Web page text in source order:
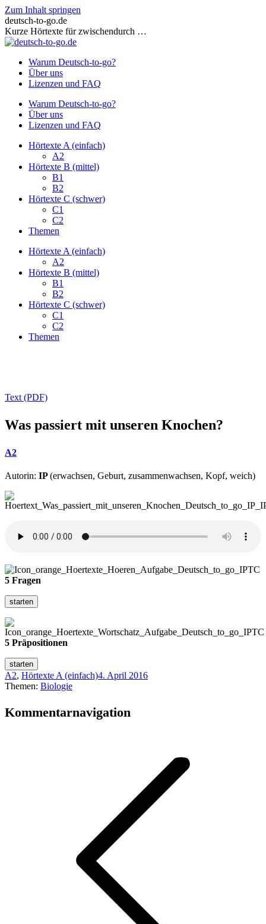
Zum Inhalt springen
deutsch-to-go.de
Kurze Hörtexte für zwischendurch …
Warum Deutsch-to-go?
Über uns
Lizenzen und FAQ
Warum Deutsch-to-go?
Über uns
Lizenzen und FAQ
Hörtexte A (einfach)
A2
Hörtexte B (mittel)
B1
B2
Hörtexte C (schwer)
C1
C2
Themen
Hörtexte A (einfach)
A2
Hörtexte B (mittel)
B1
B2
Hörtexte C (schwer)
C1
C2
Themen
Text (PDF)
Was passiert mit unseren Knochen?
A2
Autorin: IP(erwachsen, Geburt, zusammenwachsen, Kopf, weich)
5 Fragen
5 Präpositionen
A2, Hörtexte A (einfach)4. April 2016
Themen: Biologie
Kommentarnavigation